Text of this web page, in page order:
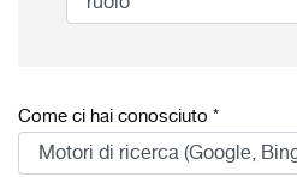
Come ci hai conosciuto *